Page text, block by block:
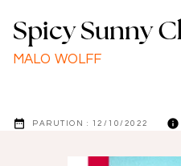
Spicy Sunny
MALO WOLFF
date_range PARUTION : 12/10/2022 info